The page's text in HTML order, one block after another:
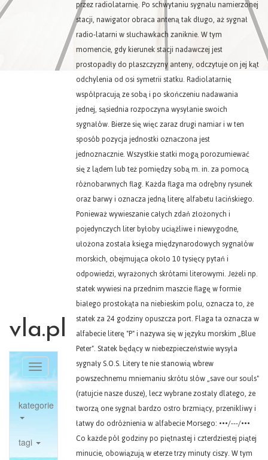
vla.pl
Toggle
navigation
kategorie
tagi
przez radiolatarnię. Po schwytaniu sygnału namierzonej
stacji, nawigator obraca anteną tak długo, aż sygnał
radio-latarni w słuchawkach zaniknie. W tym
momencie, gdy kierunek stacji nadawczej jest
prostopadły do płaszczyzny anteny, odczytuje on jej kąt
odchylenia od osi symetrii statku. Radiolatarnię
współpracują ze sobą i po skończeniu nadawania
jednej, sąsiednia rozpoczyna wysyłanie swoich
sygnałów. Bierze się więc zaraz drugi namiar i w ten
sposób pozycja jednostki oznaczona jest
jednoznacznie. Wszystkie statki mogą porozumiewać
się z lądem lub też pomiędzy sobą m. in. za pomocą
różnobarwnych flag. Każda flaga ma odrębny rysunek
oraz barwy i oznacza jedną literę alfabetu łacińskiego.
Ponieważ wywieszanie całych zdań złożonych i
pojedynczych liter byłoby uciążliwe i niewygodne,
ułożona została księga międzynarodowych sygnałów
morskich, obejmująca około 10 tysięcy pytań i
odpowiedzi, wyrażonych skrótami literowymi. Jeżeli np.
statek wywiesi na przednim maszcie flagę w formie
białego prostokąta na niebieskim polu, oznacza to, że
statek za 24 godziny opuszcza port. Flaga ta oznacza w
alfabecie literę "P" i nazywa się w języku morskim „Blue
Peter". Statek będący w niebezpieczeństwie wysyła
sygnały S.O.S. Litery te nie stanowią wbrew
powszechnemu mniemaniu skrótu słów „save our souls"
(ratujcie nasze dusze), lecz wybrane zostały dlatego, że
tworzą one sygnał bardzo ostro brzmiący, przenikliwy i
łatwy do odróżnienia w alfabecie Morsego: •••/---/•••
Co każde pół godziny po piętnastej i czterdziestej piątej
minucie, obowiązują w eterze trzy minuty ciszy. W tym